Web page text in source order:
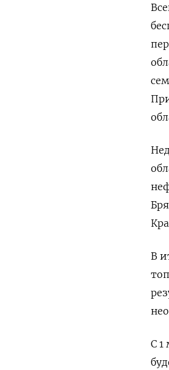
В
С 1